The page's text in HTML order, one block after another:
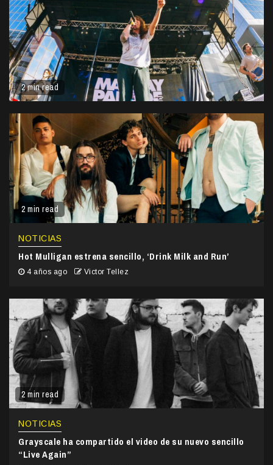
2 min read
2 min read
NOTICIAS
Hot Mulligan estrena sencillo, ‘Drink Milk and Run’
4 años ago Victor Tellez
2 min read
NOTICIAS
Grayscale ha compartido el video de su nuevo sencillo
“Live Again”